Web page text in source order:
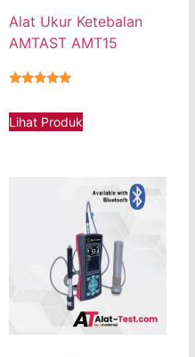
Alat Ukur Ketebalan
AMTAST AMT15
Lihat Produk